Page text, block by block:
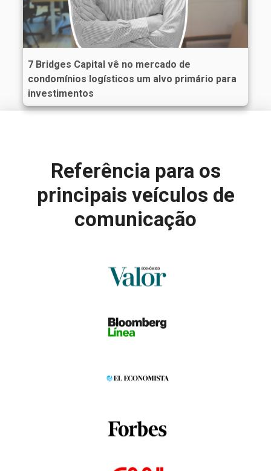
7 Bridges Capital vê no mercado de
condomínios logísticos um alvo primário para
investimentos
Referência para os
principais veículos de
comunicação